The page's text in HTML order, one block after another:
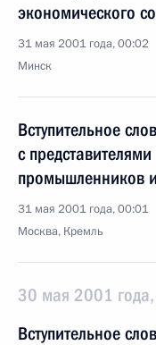
экономического
31 мая 2001 года, 00:02
Минск
Вступительное
с
промышленников
31 мая 2001 года, 00:01
Москва, Кремль
30 мая 2001 года,
Вступительное